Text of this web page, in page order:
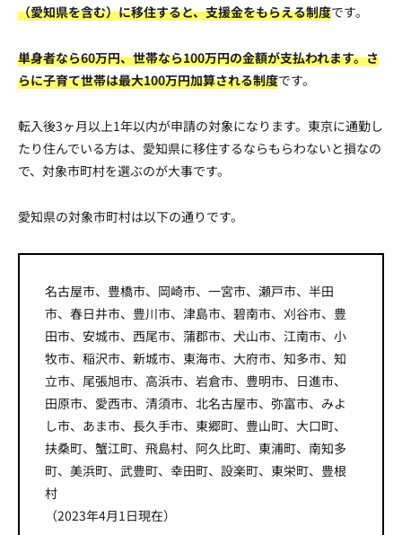
（愛知県を含む）に移住すると、支援金をもらえる制度です。
単身者なら60万円、世帯なら100万円の金額が支払われます。さ
らに子育て世帯は最大100万円加算される制度です。
転入後3ヶ月以上1年以内が申請の対象になります。東京に通勤し
たり住んでいる方は、愛知県に移住するならもらわないと損なの
で、対象市町村を選ぶのが大事です。
愛知県の対象市町村は以下の通りです。
名古屋市、豊橋市、岡崎市、一宮市、瀬戸市、半田
市、春日井市、豊川市、津島市、碧南市、刈谷市、豊
田市、安城市、西尾市、蒲郡市、犬山市、江南市、小
牧市、稲沢市、新城市、東海市、大府市、知多市、知
立市、尾張旭市、高浜市、岩倉市、豊明市、日進市、
田原市、愛西市、清須市、北名古屋市、弥富市、みよ
し市、あま市、長久手市、東郷町、豊山町、大口町、
扶桑町、蟹江町、飛島村、阿久比町、東浦町、南知多
町、美浜町、武豊町、幸田町、設楽町、東栄町、豊根
村
（2023年4月1日現在）